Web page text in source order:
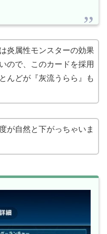
炎属性モンスターの効果
ので、このカードを採用
んどが『灰流うらら』も
が自然と下がっちゃいま